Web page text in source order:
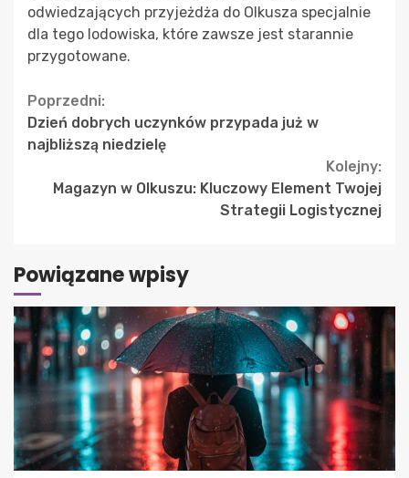
odwiedzających przyjeżdża do Olkusza specjalnie
dla tego lodowiska, które zawsze jest starannie
przygotowane.
Continue
Reading
Poprzedni:
Dzień dobrych uczynków przypada już w
najbliższą niedzielę
Kolejny:
Magazyn w Olkuszu: Kluczowy Element Twojej
Strategii Logistycznej
Powiązane wpisy